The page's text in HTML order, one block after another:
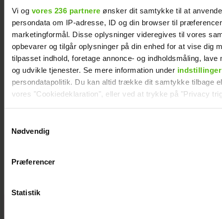
Vi og vores 236 partnere ønsker dit samtykke til at
persondata om IP-adresse, ID og din browser til
marketingformål. Disse oplysninger videregives til vores
opbevarer og tilgår oplysninger på din enhed for at vise dig
tilpasset indhold, foretage annonce- og indholdsmåling, lave
og udvikle tjenester. Se mere information under indstillinger
persondatapolitik. Du kan altid trække dit samtykke tilbage
vores "Cookiedeklaration", eller ved at trykke på "Privacy
Vi anvender egne cookies og cookies fra tredjeparter til at
generere statistik og huske dine præferencer samt til brug
Nødvendig
Præferencer
Statistik